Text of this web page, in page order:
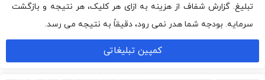
تبلیغ. گزارش شفاف از هزینه به ازای هر کلیک، هر نتیجه و بازگشت
سرمایه. بودجه شما هدر نمی رود، دقیقاً به نتیجه می رسد.
کمپین تبلیغاتی